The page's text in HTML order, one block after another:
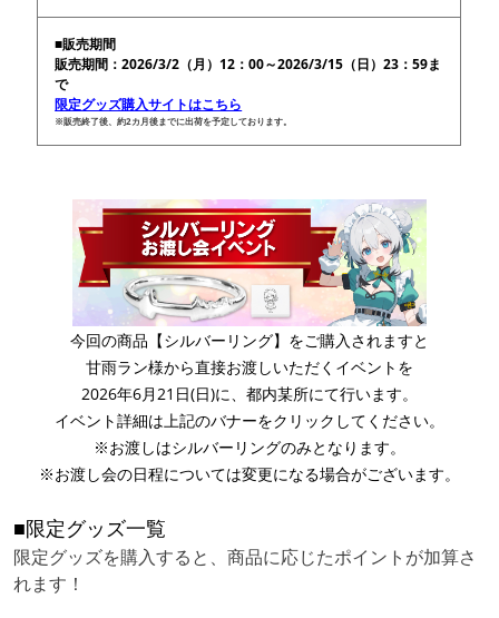
■販売期間
販売期間：2026/3/2（月）12：00～2026/3/15（日）23：59ま
で
限定グッズ購入サイトはこちら
※販売終了後、約2カ月後までに出荷を予定しております。
今回の商品【シルバーリング】をご購入されますと
甘雨ラン様から直接お渡しいただくイベントを
2026年6月21日(日)に、都内某所にて行います。
イベント詳細は上記のバナーをクリックしてください。
※お渡しはシルバーリングのみとなります。
※お渡し会の日程については変更になる場合がございます。
■限定グッズ一覧
限定グッズを購入すると、商品に応じたポイントが加算さ
れます！